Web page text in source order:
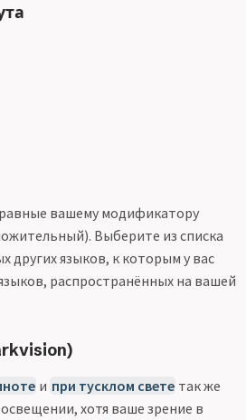
вашему модификатору
Выберите из списка
других языков, к которым у вас
распространённых на вашей
и при тусклом свете так же
хотя ваше зрение в